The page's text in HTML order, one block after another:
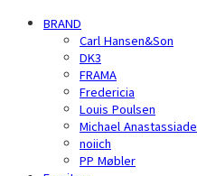
BRAND
Carl Hansen&Son
DK3
FRAMA
Fredericia
Louis Poulsen
Michael Anastassiade
noiich
PP Møbler